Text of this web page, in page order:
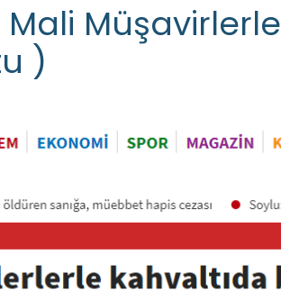
Mali Müşavirlerle
)